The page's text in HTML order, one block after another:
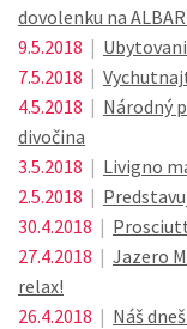
dovolenku na
9.5.2018 |
7.5.2018 |
4.5.2018 | Národný
divočina
3.5.2018 | Livigno
2.5.2018 |
30.4.2018 |
27.4.2018 | Jazero
relax!
26.4.2018 | Náš